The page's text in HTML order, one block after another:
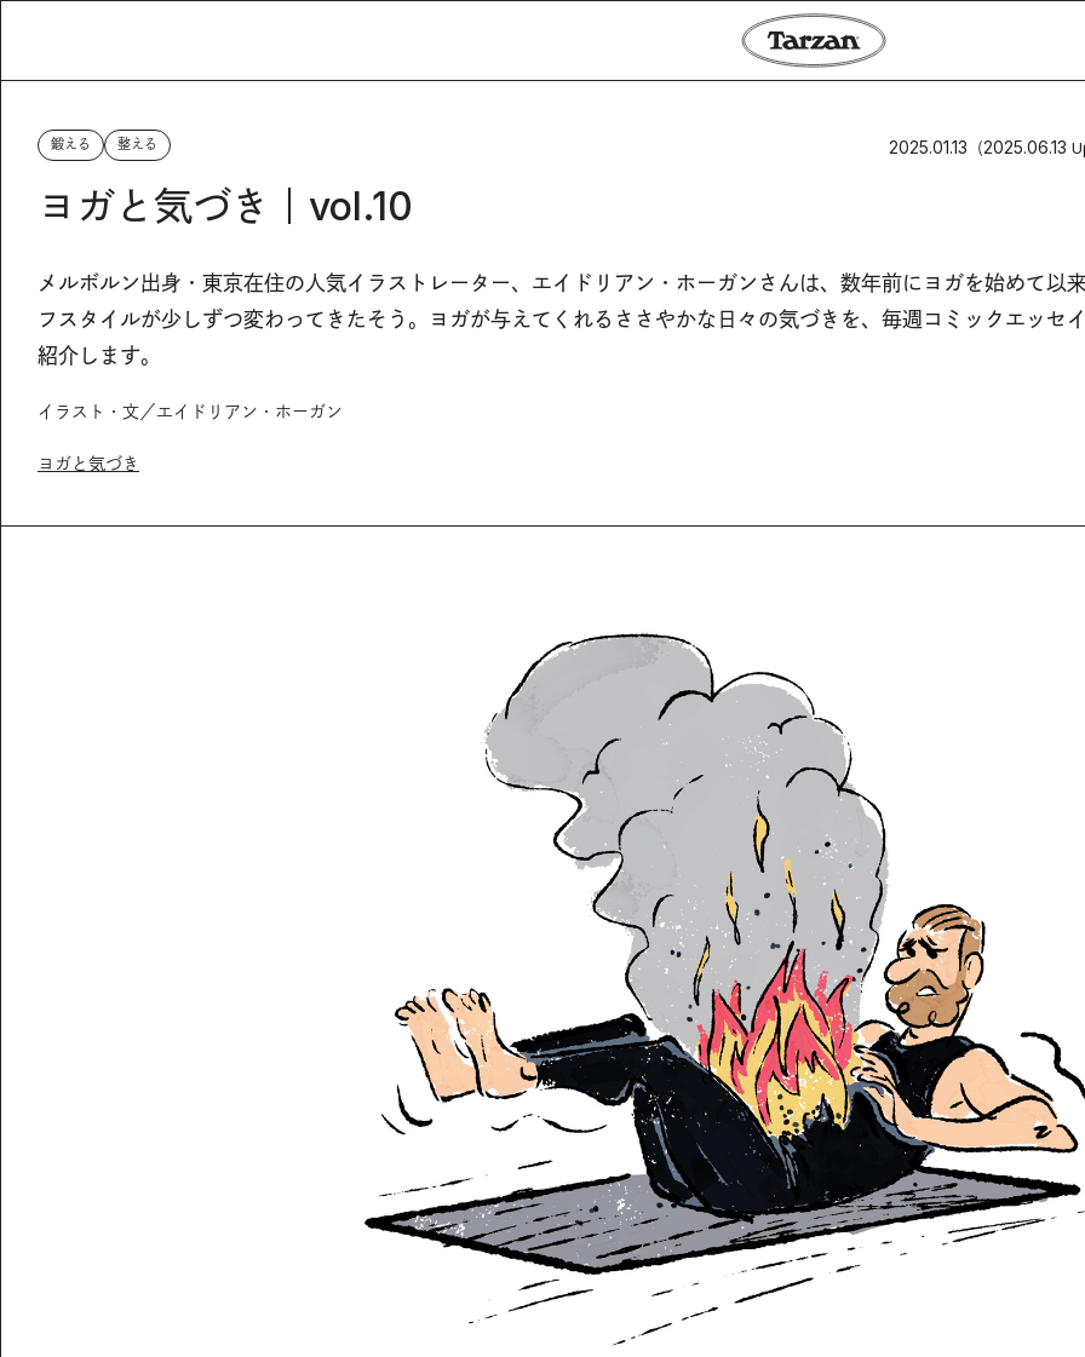
鍛える 整える 2025.01.13 （2025.06.13
ヨガと気づき｜vol.10
メルボルン出身・東京在住の人気イラストレーター、エイドリアン・ホーガンさんは、数年前にヨガを始めて以
フスタイルが少しずつ変わってきたそう。ヨガが与えてくれるささやかな日々の気づきを、毎週コミックエッセ
紹介します。
イラスト・文／エイドリアン・ホーガン
ヨガと気づき